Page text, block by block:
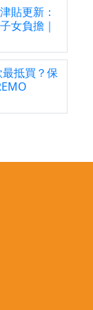
貼更新：
女負擔｜
最抵買？保